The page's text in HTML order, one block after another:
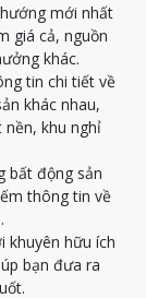
mới nhất
giá cả, nguồn
khác.
tin chi tiết về
khác nhau,
khu nghỉ
bất động sản
thông tin về
khuyên hữu ích
bạn đưa ra